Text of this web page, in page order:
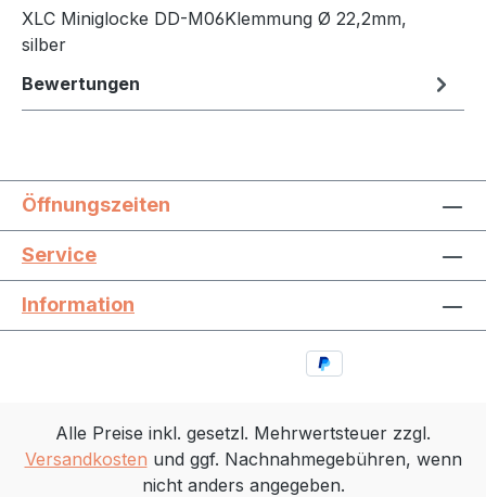
XLC Miniglocke DD-M06Klemmung Ø 22,2mm,
silber
Bewertungen
Öffnungszeiten
Service
Information
Alle Preise inkl. gesetzl. Mehrwertsteuer zzgl.
Versandkosten und ggf. Nachnahmegebühren, wenn
nicht anders angegeben.